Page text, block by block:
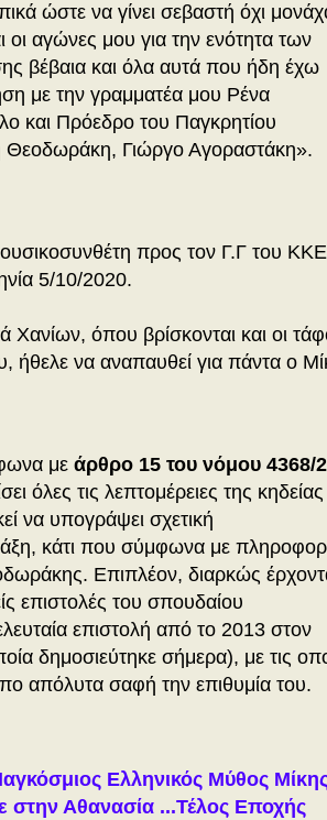
ώστε να γίνει σεβαστή όχι
οι αγώνες μου για την ενότητα των
βέβαια και όλα αυτά που ήδη έχω
με την γραμματέα μου Ρένα
και Πρόεδρο του Παγκρητίου
Θεοδωράκη, Γιώργο Αγοραστάκη».
προς τον Γ.Γ του
5/10/2020.
Χανίων, όπου βρίσκονται και οι
ήθελε να αναπαυθεί για πάντα ο
με άρθρο 15 του νόμου 4368/
όλες τις λεπτομέρειες της
να υπογράψει σχετική
κάτι που σύμφωνα με
Επιπλέον, διαρκώς
επιστολές του σπουδαίου
επιστολή από το 2013 στον
δημοσιεύτηκε σήμερα), με τις
απόλυτα σαφή την επιθυμία του.
Ελληνικός Μύθος
Αθανασία ...Τέλος Εποχής